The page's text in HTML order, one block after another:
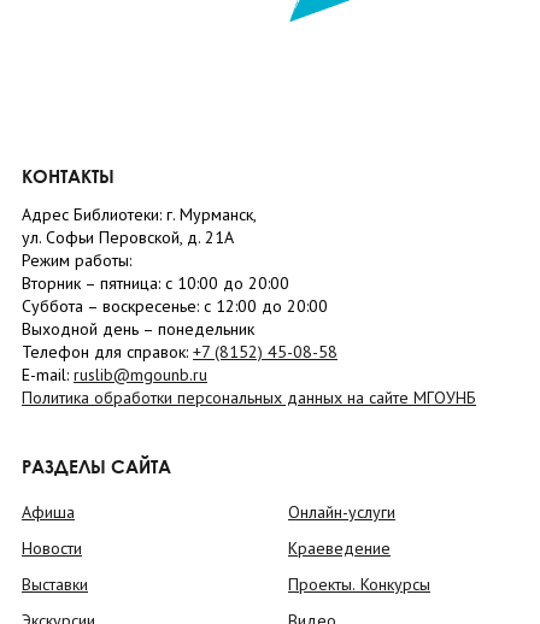
КОНТАКТЫ
Адрес Библиотеки: г. Мурманск,
ул. Софьи Перовской, д. 21А
Режим работы:
Вторник – пятница: с 10:00 до 20:00
Суббота – воскресенье: c 12:00 до 20:00
Выходной день – понедельник
Телефон для справок: +7 (8152) 45-08-58
E-mail: ruslib@mgounb.ru
Политика обработки персональных данных на сайте МГОУНБ
РАЗДЕЛЫ САЙТА
Афиша
Новости
Выставки
Онлайн-услуги
Краеведение
Проекты. Конкурсы